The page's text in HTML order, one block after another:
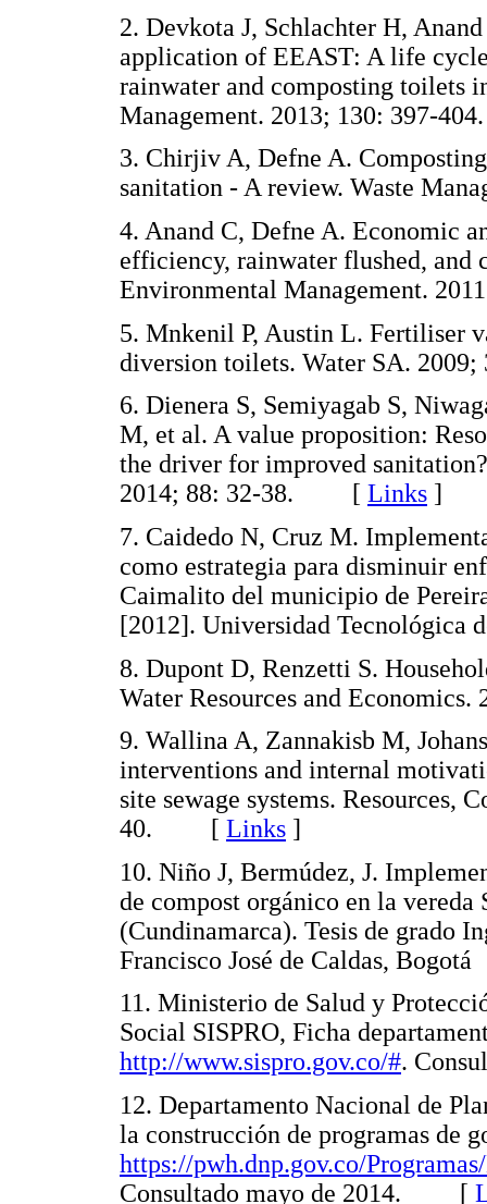
2. Devkota J, Schlachter H,
application of EEAST: A life
rainwater and composting toilets
Management. 2013; 130:
3. Chirjiv A, Defne A.
sanitation - A review. Waste
4. Anand C, Defne A. Economic
efficiency, rainwater flushed, and
Environmental Management.
5. Mnkenil P, Austin L. Fertiliser
diversion toilets. Water SA.
6. Dienera S, Semiyagab S,
M, et al. A value proposition:
the driver for improved
2014; 88: 32-38. [ Links ]
7. Caidedo N, Cruz M.
como estrategia para disminuir
Caimalito del municipio de
[2012]. Universidad
8. Dupont D, Renzetti S.
Water Resources and
9. Wallina A, Zannakisb M,
interventions and internal
site sewage systems. Resources,
40. [ Links ]
10. Niño J, Bermúdez, J.
de compost orgánico en la
(Cundinamarca). Tesis de grado
Francisco José de Caldas,
11. Ministerio de Salud y
Social SISPRO, Ficha
http://www.sispro.gov.co/#.
12. Departamento Nacional de
la construcción de programas de
https://pwh.dnp.gov.co/
Consultado mayo de 2014. [